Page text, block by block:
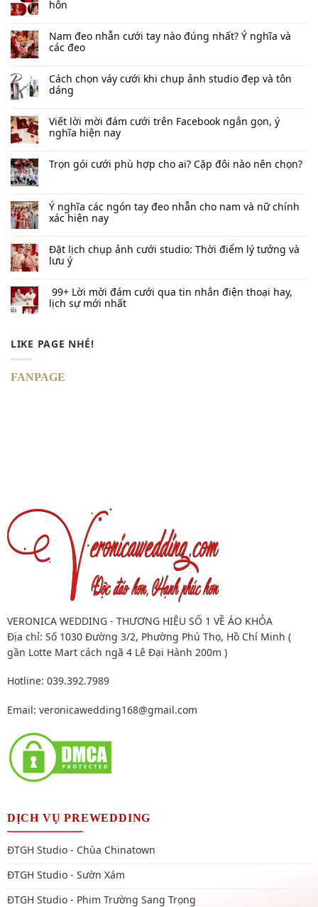
hôn
Nam đeo nhẫn cưới tay nào đúng nhất​? Ý nghĩa và
các đeo
Cách chọn váy cưới khi chụp ảnh studio đẹp và tôn
dáng
Viết lời mời đám cưới trên Facebook​ ngắn gọn, ý
nghĩa hiện nay
Trọn gói cưới phù hợp cho ai? Cặp đôi nào nên chọn?
Ý nghĩa các ngón tay đeo nhẫn cho nam và nữ chính
xác hiện nay
Đặt lịch chụp ảnh cưới studio: Thời điểm lý tưởng và
lưu ý
99+ Lời mời đám cưới qua tin nhắn​ điện thoại hay,
lịch sự mới nhất
LIKE PAGE NHÉ!
FANPAGE
VERONICA WEDDING - THƯƠNG HIỆU SỐ 1 VỀ ÁO KHỎA
Địa chỉ: Số 1030 Đường 3/2, Phường Phú Thọ, Hồ Chí Minh (
gần Lotte Mart cách ngã 4 Lê Đại Hành 200m )
Hotline: 039.392.7989
Email: veronicawedding168@gmail.com
DỊCH VỤ PREWEDDING
ĐTGH Studio - Chùa Chinatown
ĐTGH Studio - Sườn Xám
ĐTGH Studio - Phim Trường Sang Trọng